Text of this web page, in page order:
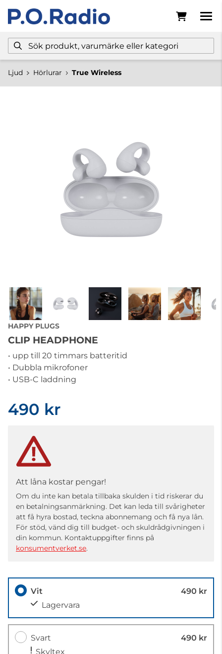
Ljud Hörlurar True Wireless
HAPPY PLUGS
CLIP HEADPHONE
• upp till 20 timmars batteritid
• Dubbla mikrofoner
• USB-C laddning
490 kr
Att låna kostar pengar!
Om du inte kan betala tillbaka skulden i tid riskerar du
en betalningsanmärkning. Det kan leda till svårigheter
att få hyra bostad, teckna abonnemang och få nya lån.
För stöd, vänd dig till budget- och skuldrådgivningen i
din kommun. Kontaktuppgifter finns på
konsumentverket.se.
Vit
490 kr
Lagervara
Svart
490 kr
Skyltex